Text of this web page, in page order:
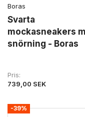
Boras
Svarta
mockasneakers
snörning - Boras
Pris
739,00 SEK
-39%